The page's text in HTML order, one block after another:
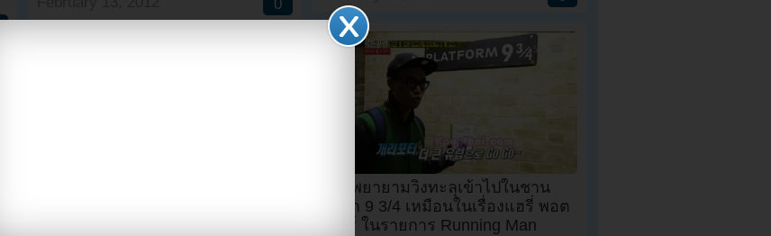
0
แกรี่พยายามวิ่งทะลุเข้าไปในชาน
ชาลา 9 3/4 เหมือนในเรื่องแฮรี่ พอต
เตอร์ ในรายการ Running Man